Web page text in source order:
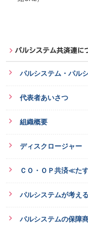
パルシステム共済連に
パルシステム・パル
代表者あいさつ
組織概要
ディスクロージャー
ＣＯ・ＯＰ共済≪た
パルシステムが考え
パルシステムの保障